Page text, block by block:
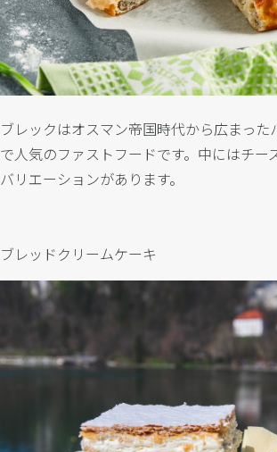
ブレックはオスマン帝国時代から広まった
で人気のファストフードです。中にはチー
バリエーションがあります。
ブレッドクリームケーキ